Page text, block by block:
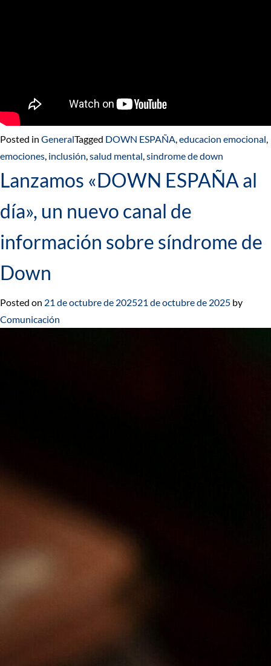
Posted in GeneralTagged DOWN ESPAÑA educacion emocional
emociones inclusión salud mental sindrome de down
Lanzamos «DOWN ESPAÑA al
día», un nuevo canal de
información sobre síndrome de
Down
Posted on 21 de octubre de 202521 de octubre de 2025 by
Comunicación